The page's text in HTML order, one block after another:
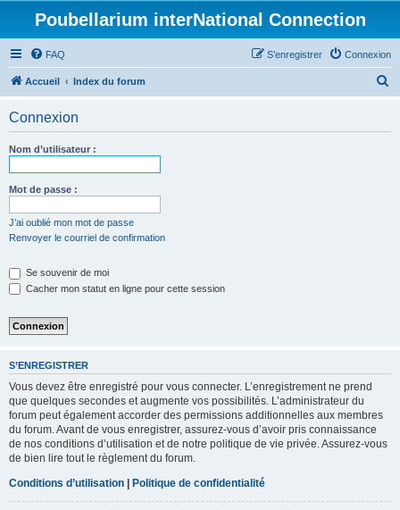
Poubellarium interNational Connection
FAQ Connexion
S’enregistrer
Accueil Index du forum
Connexion
Nom d’utilisateur :
Mot de passe :
J’ai oublié mon mot de passe
Renvoyer le courriel de confirmation
Se souvenir de moi
Cacher mon statut en ligne pour cette session
S’ENREGISTRER
Vous devez être enregistré pour vous connecter. L’enregistrement ne prend
que quelques secondes et augmente vos possibilités. L’administrateur du
forum peut également accorder des permissions additionnelles aux membres
du forum. Avant de vous enregistrer, assurez-vous d’avoir pris connaissance
de nos conditions d’utilisation et de notre politique de vie privée. Assurez-vous
de bien lire tout le règlement du forum.
Conditions d’utilisation | Politique de confidentialité